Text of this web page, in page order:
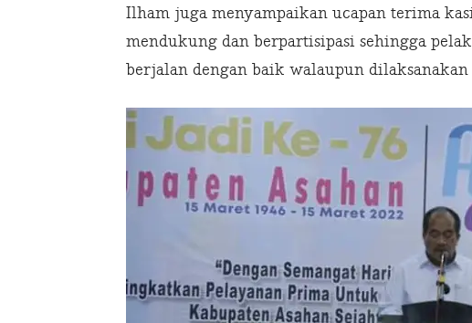
Ilham juga menyampaikan ucapan terima
mendukung dan berpartisipasi sehingga
berjalan dengan baik walaupun dilaksanakan